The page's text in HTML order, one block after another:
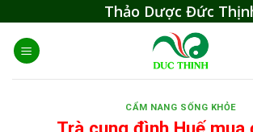
content
Thảo Dược Đức
CẨM NANG SỐNG KHỎE
Trà cung đình Huế mua